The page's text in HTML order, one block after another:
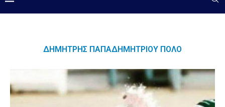
ΔΗΜΉΤΡΗΣ ΠΑΠΑΔΗΜΗΤΡΊΟΥ ΠΌΛΟ